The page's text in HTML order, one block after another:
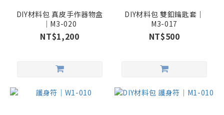
DIY材料包 真皮手作器物盒
｜M3-020
NT$1,200
DIY材料包 雙釦鑰匙套｜
M3-017
NT$500